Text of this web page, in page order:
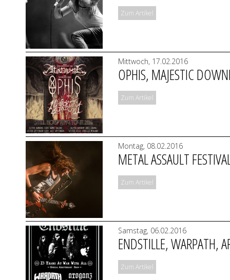
Zum Artikel
Mittwoch, 17.02.2016
OPHIS, MAJESTIC
Zum Artikel
Montag, 08.02.2016
METAL ASSAULT
Zum Artikel
Samstag, 06.02.2016
ENDSTILLE, WARPATH,
Zum Artikel